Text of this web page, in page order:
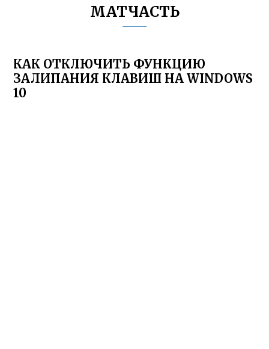
МАТЧАСТЬ
КАК ОТКЛЮЧИТЬ ФУНКЦИЮ
ЗАЛИПАНИЯ КЛАВИШ НА WINDOWS
10